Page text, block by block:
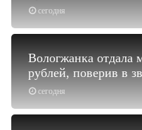
сегодня
сегодня
Вологжанка отдала
рублей, поверив в